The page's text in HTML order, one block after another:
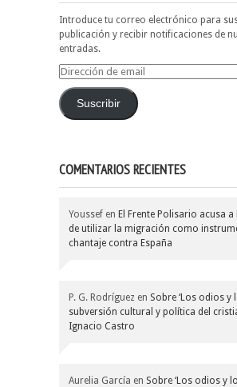
Introduce tu correo electrónico para
publicación y recibir notificaciones de
entradas.
Dirección
emailSuscribir
COMENTARIOS RECIENTES
Youssef en El Frente Polisario acusa
de utilizar la migración como
chantaje contra España
P. G. Rodríguez en Sobre ‘Los odios y
subversión cultural y política del
Ignacio Castro
Aurelia García en Sobre ‘Los odios y